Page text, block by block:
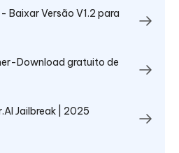
Baixar Versão V1.2 para
Download gratuito de
Jailbreak | 2025